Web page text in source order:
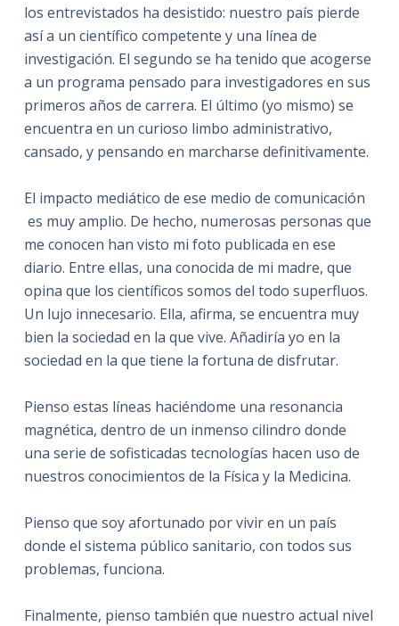
los entrevistados ha desistido: nuestro país pierde
así a un científico competente y una línea de
investigación. El segundo se ha tenido que acogerse
a un programa pensado para investigadores en sus
primeros años de carrera. El último (yo mismo) se
encuentra en un curioso limbo administrativo,
cansado, y pensando en marcharse definitivamente.
El impacto mediático de ese medio de comunicación
es muy amplio. De hecho, numerosas personas que
me conocen han visto mi foto publicada en ese
diario. Entre ellas, una conocida de mi madre, que
opina que los científicos somos del todo superfluos.
Un lujo innecesario. Ella, afirma, se encuentra muy
bien la sociedad en la que vive. Añadiría yo en la
sociedad en la que tiene la fortuna de disfrutar.
Pienso estas líneas haciéndome una resonancia
magnética, dentro de un inmenso cilindro donde
una serie de sofisticadas tecnologías hacen uso de
nuestros conocimientos de la Física y la Medicina.
Pienso que soy afortunado por vivir en un país
donde el sistema público sanitario, con todos sus
problemas, funciona.
Finalmente, pienso también que nuestro actual nivel